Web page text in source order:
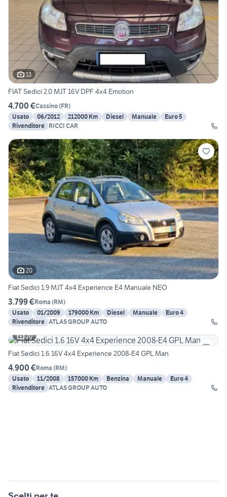
13
FIAT Sedici 2.0 MJT 16V DPF 4x4 Emotion
4.700 €Cassino(FR)
Usato
06/2012 212000 Km Diesel Manuale
Euro 5
Rivenditore RICCI CAR
20
Fiat Sedici 1.9 MJT 4x4 Experience E4 Manuale NEO
3.799 €Roma (RM)
Usato
01/2009 179000 Km Diesel Manuale
Euro 4
Rivenditore ATLAS GROUP AUTO
20
Fiat Sedici 1.6 16V 4x4 Experience 2008-E4 GPL Man
4.900 €Roma (RM)
Usato
11/2008 157000 Km Benzina Manuale
Euro 4
Rivenditore ATLAS GROUP AUTO